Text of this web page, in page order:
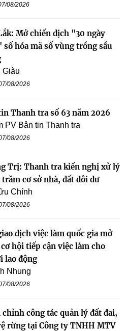
08/2026
Mở chiến dịch "30 ngày
số hóa mã số vùng trồng sầu
Giàu
08/2026
Thanh tra số 63 năm 2026
PV Bản tin Thanh tra
08/2026
Trị: Thanh tra kiến nghị xử lý
trăm cơ sở nhà, đất dôi dư
Chính
08/2026
dịch việc làm quốc gia mở
hội tiếp cận việc làm cho
lao động
Nhung
08/2026
chỉnh công tác quản lý đất đai,
rừng tại Công ty TNHH MTV